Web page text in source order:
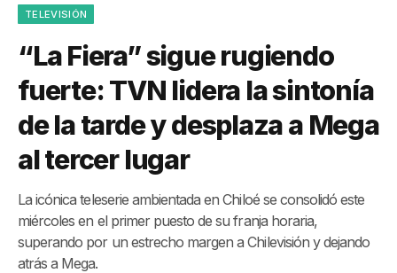
TELEVISIÓN
“La Fiera” sigue rugiendo
fuerte: TVN lidera la sintonía
de la tarde y desplaza a Mega
al tercer lugar
La icónica teleserie ambientada en Chiloé se consolidó este
miércoles en el primer puesto de su franja horaria,
superando por un estrecho margen a Chilevisión y dejando
atrás a Mega.